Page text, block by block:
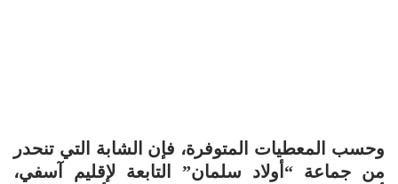
وحسب المعطيات المتوفرة، فإن الشابة التي تنحدر
من جماعة “أولاد سلمان” التابعة لإقليم آسفي،